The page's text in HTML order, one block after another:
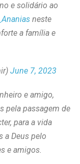
e solidário ao
neste
a família e
June 7, 2023
e amigo,
pela passagem de
para a vida
a Deus pelo
e amigos.